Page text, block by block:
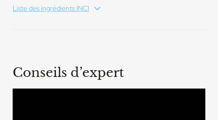
Liste des ingrédients INCI
Conseils d’expert